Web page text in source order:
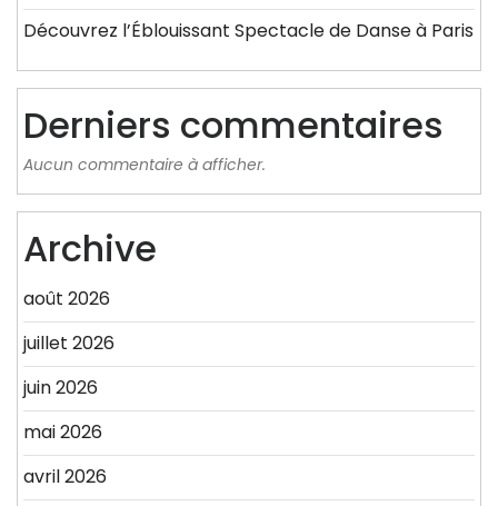
Découvrez l’Éblouissant Spectacle de Danse à Paris
Derniers commentaires
Aucun commentaire à afficher.
Archive
août 2026
juillet 2026
juin 2026
mai 2026
avril 2026